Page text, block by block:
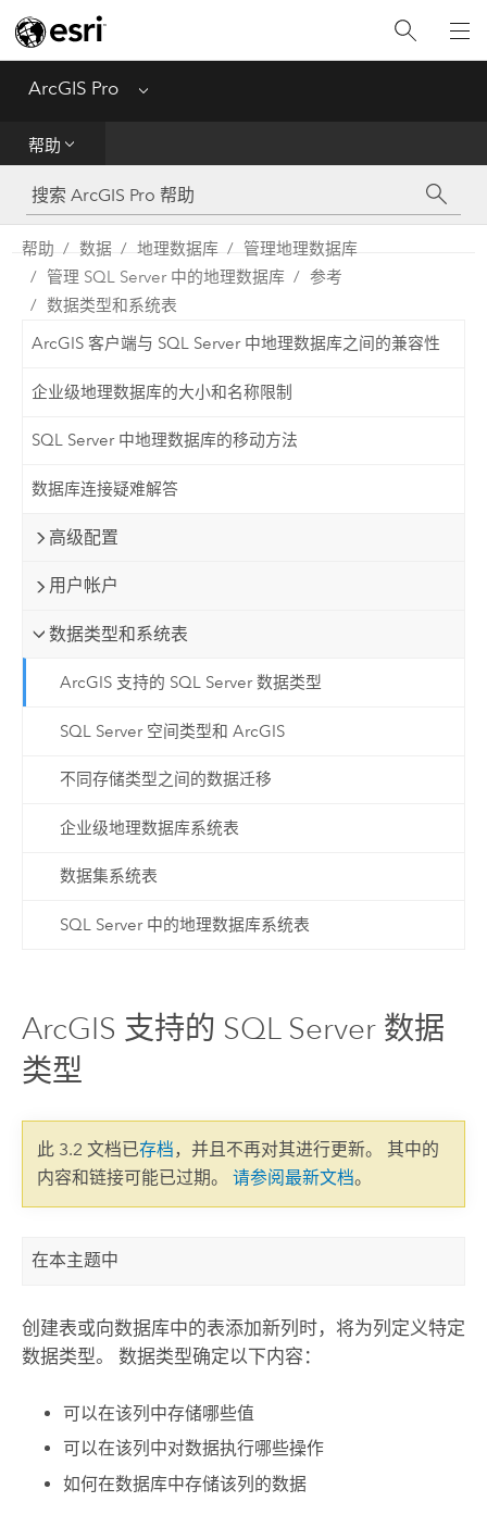
ArcGIS Pro Menu
帮助
工具参考
Python
SDK
Migrate from ArcMap
帮助 数据 地理数据库
管理地理数据库
管理 SQL Server 中的地理数据库
参考
数据类型和系统表
ArcGIS 客户端与 SQL Server 中地理数据库之间的兼容性
企业级地理数据库的大小和名称限制
SQL Server 中地理数据库的移动方法
数据库连接疑难解答
高级配置
用户帐户
数据类型和系统表
ArcGIS 支持的 SQL Server 数据类型
SQL Server 空间类型和 ArcGIS
不同存储类型之间的数据迁移
企业级地理数据库系统表
数据集系统表
SQL Server 中的地理数据库系统表
ArcGIS 支持的 SQL Server 数据
类型
此 3.2 文档已存档，并且不再对其进行更新。 其中的
内容和链接可能已过期。 请参阅最新文档。
在本主题中
创建表或向数据库中的表添加新列时，将为列定义特定
数据类型。 数据类型确定以下内容：
可以在该列中存储哪些值
可以在该列中对数据执行哪些操作
如何在数据库中存储该列的数据